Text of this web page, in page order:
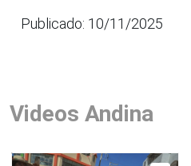
Publicado: 10/11/2025
Videos Andina